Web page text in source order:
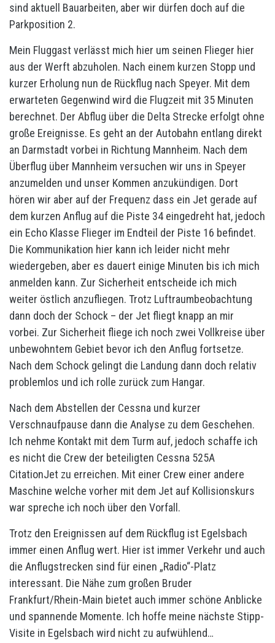
sind aktuell Bauarbeiten, aber wir dürfen doch auf die
Parkposition 2.
Mein Fluggast verlässt mich hier um seinen Flieger hier
aus der Werft abzuholen. Nach einem kurzen Stopp und
kurzer Erholung nun de Rückflug nach Speyer. Mit dem
erwarteten Gegenwind wird die Flugzeit mit 35 Minuten
berechnet. Der Abflug über die Delta Strecke erfolgt ohne
große Ereignisse. Es geht an der Autobahn entlang direkt
an Darmstadt vorbei in Richtung Mannheim. Nach dem
Überflug über Mannheim versuchen wir uns in Speyer
anzumelden und unser Kommen anzukündigen. Dort
hören wir aber auf der Frequenz dass ein Jet gerade auf
dem kurzen Anflug auf die Piste 34 eingedreht hat, jedoch
ein Echo Klasse Flieger im Endteil der Piste 16 befindet.
Die Kommunikation hier kann ich leider nicht mehr
wiedergeben, aber es dauert einige Minuten bis ich mich
anmelden kann. Zur Sicherheit entscheide ich mich
weiter östlich anzufliegen. Trotz Luftraumbeobachtung
dann doch der Schock – der Jet fliegt knapp an mir
vorbei. Zur Sicherheit fliege ich noch zwei Vollkreise über
unbewohntem Gebiet bevor ich den Anflug fortsetze.
Nach dem Schock gelingt die Landung dann doch relativ
problemlos und ich rolle zurück zum Hangar.
Nach dem Abstellen der Cessna und kurzer
Verschnaufpause dann die Analyse zu dem Geschehen.
Ich nehme Kontakt mit dem Turm auf, jedoch schaffe ich
es nicht die Crew der beteiligten Cessna 525A
CitationJet zu erreichen. Mit einer Crew einer andere
Maschine welche vorher mit dem Jet auf Kollisionskurs
war spreche ich noch über den Vorfall.
Trotz den Ereignissen auf dem Rückflug ist Egelsbach
immer einen Anflug wert. Hier ist immer Verkehr und auch
die Anflugstrecken sind für einen „Radio“-Platz
interessant. Die Nähe zum großen Bruder
Frankfurt/Rhein-Main bietet auch immer schöne Anblicke
und spannende Momente. Ich hoffe meine nächste Stipp-
Visite in Egelsbach wird nicht zu aufwühlend…